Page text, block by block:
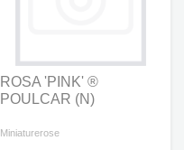
ROSA 'PINK' ®
POULCAR (N)
Miniaturerose